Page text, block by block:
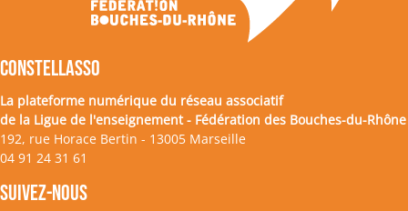
CONSTELLASSO
La plateforme numérique du réseau associatif
de la Ligue de l'enseignement - Fédération des Bouches-du-Rhône
192, rue Horace Bertin - 13005 Marseille
04 91 24 31 61
Suivez-nous